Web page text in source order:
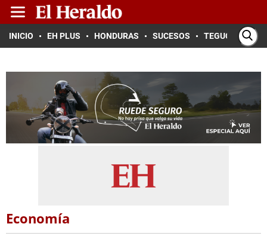
INICIO EH PLUS HONDURAS SUCESOS TEGUCIGALPA
Economía